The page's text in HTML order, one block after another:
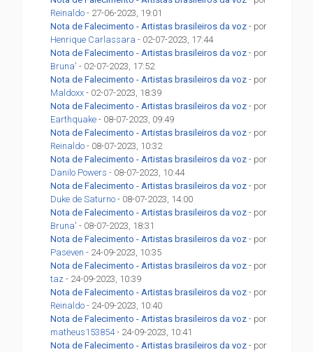
Reinaldo - 27-06-2023, 19:01
Nota de Falecimento - Artistas brasileiros da voz - por
Henrique Carlassara - 02-07-2023, 17:44
Nota de Falecimento - Artistas brasileiros da voz - por
Bruna' - 02-07-2023, 17:52
Nota de Falecimento - Artistas brasileiros da voz - por
Maldoxx - 02-07-2023, 18:39
Nota de Falecimento - Artistas brasileiros da voz - por
Earthquake - 08-07-2023, 09:49
Nota de Falecimento - Artistas brasileiros da voz - por
Reinaldo - 08-07-2023, 10:32
Nota de Falecimento - Artistas brasileiros da voz - por
Danilo Powers - 08-07-2023, 10:44
Nota de Falecimento - Artistas brasileiros da voz - por
Duke de Saturno - 08-07-2023, 14:00
Nota de Falecimento - Artistas brasileiros da voz - por
Bruna' - 08-07-2023, 18:31
Nota de Falecimento - Artistas brasileiros da voz - por
Paseven - 24-09-2023, 10:35
Nota de Falecimento - Artistas brasileiros da voz - por
taz - 24-09-2023, 10:39
Nota de Falecimento - Artistas brasileiros da voz - por
Reinaldo - 24-09-2023, 10:40
Nota de Falecimento - Artistas brasileiros da voz - por
matheus153854- 24-09-2023, 10:41
Nota de Falecimento - Artistas brasileiros da voz - por